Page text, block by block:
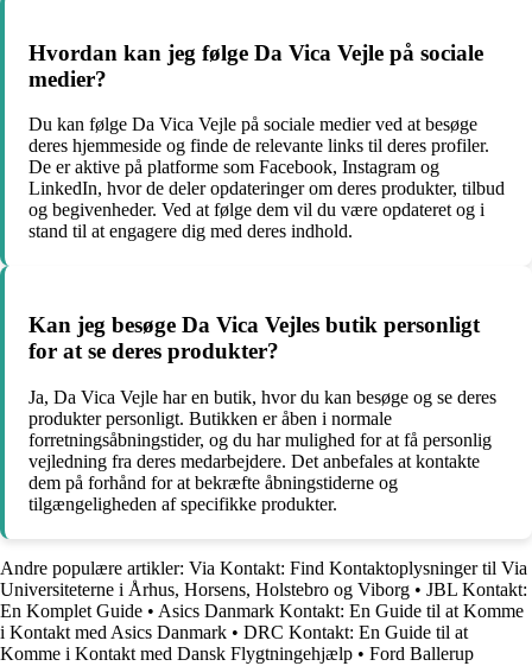
Hvordan kan jeg følge Da Vica Vejle på sociale
medier?
Du kan følge Da Vica Vejle på sociale medier ved at besøge
deres hjemmeside og finde de relevante links til deres profiler.
De er aktive på platforme som Facebook, Instagram og
LinkedIn, hvor de deler opdateringer om deres produkter, tilbud
og begivenheder. Ved at følge dem vil du være opdateret og i
stand til at engagere dig med deres indhold.
Kan jeg besøge Da Vica Vejles butik personligt
for at se deres produkter?
Ja, Da Vica Vejle har en butik, hvor du kan besøge og se deres
produkter personligt. Butikken er åben i normale
forretningsåbningstider, og du har mulighed for at få personlig
vejledning fra deres medarbejdere. Det anbefales at kontakte
dem på forhånd for at bekræfte åbningstiderne og
tilgængeligheden af specifikke produkter.
Andre populære artikler: Via Kontakt: Find Kontaktoplysninger til Via
Universiteterne i Århus, Horsens, Holstebro og Viborg • JBL Kontakt:
En Komplet Guide • Asics Danmark Kontakt: En Guide til at Komme
i Kontakt med Asics Danmark • DRC Kontakt: En Guide til at
Komme i Kontakt med Dansk Flygtningehjælp • Ford Ballerup